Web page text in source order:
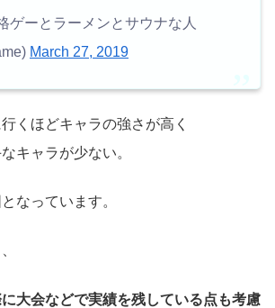
ゲーとラーメンとサウナな人
March 27, 2019
くほどキャラの強さが高く
キャラが少ない。
なっています。
に大会などで実績を残している点も考慮